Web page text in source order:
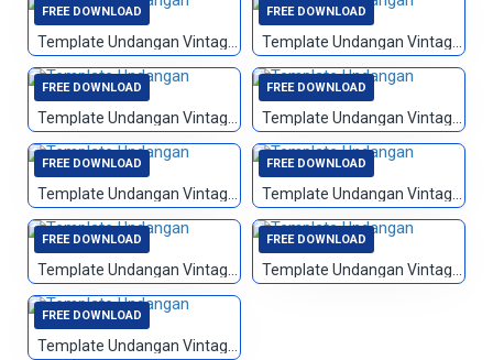
FREE DOWNLOAD FREE DOWNLOAD
FREE DOWNLOAD FREE DOWNLOAD
FREE DOWNLOAD FREE DOWNLOAD
FREE DOWNLOAD FREE DOWNLOAD
FREE DOWNLOAD